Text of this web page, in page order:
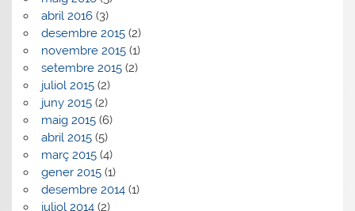
abril 2016(3)
desembre 2015(2)
novembre 2015(1)
setembre 2015(2)
juliol 2015(2)
juny 2015(2)
maig 2015(6)
abril 2015(5)
març 2015(4)
gener 2015(1)
desembre 2014(1)
juliol 2014(2)